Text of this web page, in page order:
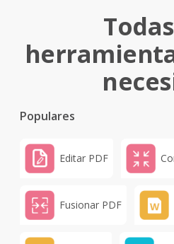
Populares
Editar PDF
Fusionar PDF